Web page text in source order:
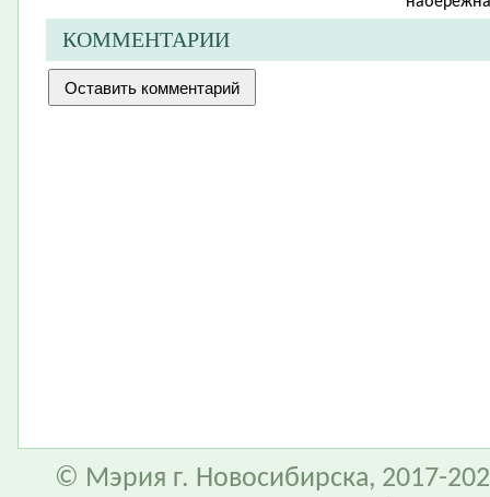
КОММЕНТАРИИ
© Мэрия г. Новосибирска, 2017-